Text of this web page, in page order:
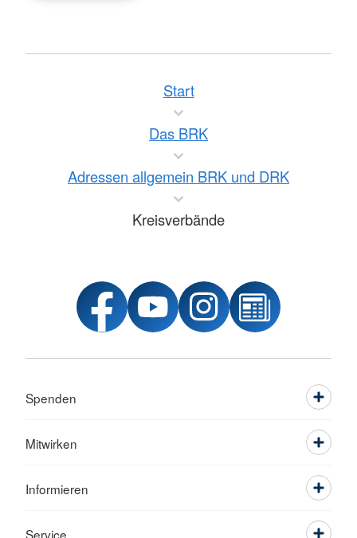
Start
Das BRK
Adressen allgemein BRK und DRK
Kreisverbände
Spenden
Mitwirken
Informieren
Service